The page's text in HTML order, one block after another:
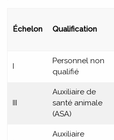
Échelon Qualification
Personnel non
qualifié
Auxiliaire de
santé animale
(ASA)
Auxiliaire